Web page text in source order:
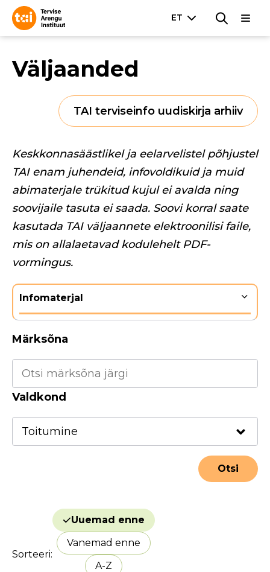
Väljaanded
TAI terviseinfo uudiskirja arhiiv
Keskkonnasäästlikel ja eelarvelistel põhjustel
TAI enam juhendeid, infovoldikuid ja muid
abimaterjale trükitud kujul ei avalda ning
soovijaile tasuta ei saada. Soovi korral saate
kasutada TAI väljaannete elektroonilisi faile,
mis on allalaetavad kodulehelt PDF-
vormingus.
Infomaterjal
Märksõna
Valdkond
Sorteeri
Uuemad enne
Vanemad enne
A-Z